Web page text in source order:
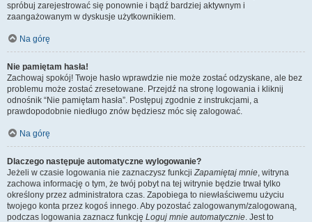
spróbuj zarejestrować się ponownie i bądź bardziej aktywnym i
zaangażowanym w dyskusje użytkownikiem.
Na górę
Nie pamiętam hasła!
Zachowaj spokój! Twoje hasło wprawdzie nie może zostać odzyskane, ale bez
problemu może zostać zresetowane. Przejdź na stronę logowania i kliknij
odnośnik “Nie pamiętam hasła”. Postępuj zgodnie z instrukcjami, a
prawdopodobnie niedługo znów będziesz móc się zalogować.
Na górę
Dlaczego następuje automatyczne wylogowanie?
Jeżeli w czasie logowania nie zaznaczysz funkcjiZapamiętaj mnie, witryna
zachowa informację o tym, że twój pobyt na tej witrynie będzie trwał tylko
określony przez administratora czas. Zapobiega to niewłaściwemu użyciu
twojego konta przez kogoś innego. Aby pozostać zalogowanym/zalogowaną,
podczas logowania zaznacz funkcję Loguj mnie automatycznie. Jest to